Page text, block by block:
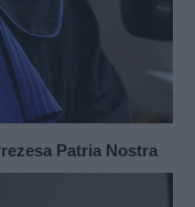
Patria Nostra